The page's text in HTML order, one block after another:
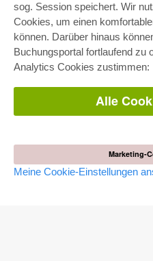
sog. Session speichert. Wir
Cookies, um einen
können. Darüber hinaus
Buchungsportal fortlaufend zu
Analytics Cookies zustimmen:
Alle
Marketing-
Meine Cookie-Einstellungen
E-COLLECTION
Gesamtpaket
Pick & Choose
Bereitstellung von E-Books
Häufig gestellte Fragen (FAQ)
AGB
AUTOR WERDEN